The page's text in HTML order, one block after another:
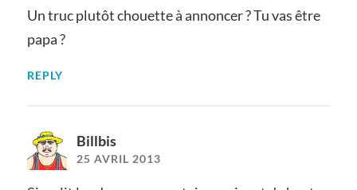
Un truc plutôt chouette à annoncer ? Tu vas être
papa ?
REPLY
Billbis
25 AVRIL 2013